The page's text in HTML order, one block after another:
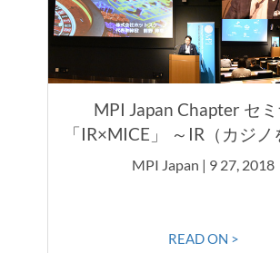
MPI Japan Chapter セ
「IR×MICE」 ～IR（カジノ
合型リゾート）の現状と
MPI Japan | 9 27, 2018
READ ON >